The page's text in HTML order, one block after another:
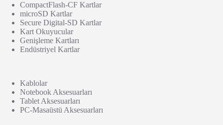
CompactFlash-CF Kartlar
microSD Kartlar
Secure Digital-SD Kartlar
Kart Okuyucular
Genişleme Kartları
Endüstriyel Kartlar
Kablolar
Notebook Aksesuarları
Tablet Aksesuarları
PC-Masaüstü Aksesuarları